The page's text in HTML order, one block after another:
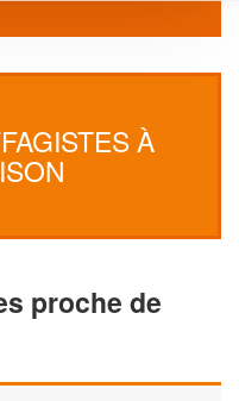
À
proche de